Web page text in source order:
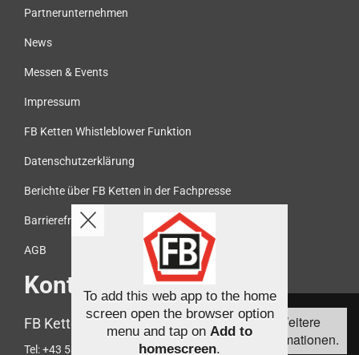
Diese Webseite
verwendet Cookies,
um die
Weitere
Informationen.
Partnerunternehmen
News
Messen & Events
Impressum
FB Ketten Whistleblower Funktion
Datenschutzerklärung
Berichte über FB Ketten in der Fachpresse
Barrierefreiheit
AGB
Kontakt
FB Ketten Handelsgesellschaft mbH
Tel:+43 5372 61466
To add this web app to the home
screen open the browser option
menu and tap on Add to
homescreen.